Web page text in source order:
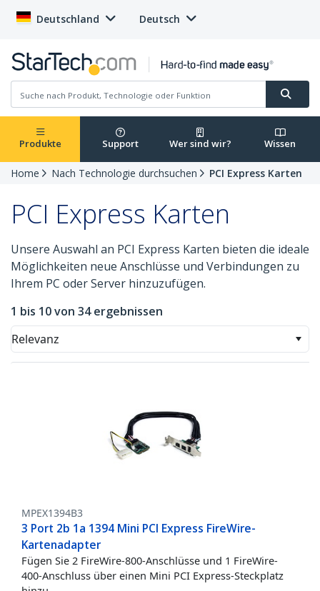
Deutschland Deutsch
Produkte Support Wer sind wir? Wissen
Home Nach Technologie durchsuchen PCI Express Karten
PCI Express Karten
Unsere Auswahl an PCI Express Karten bieten die ideale
Möglichkeiten neue Anschlüsse und Verbindungen zu
Ihrem PC oder Server hinzuzufügen.
1 bis 10 von 34 ergebnissen
Relevanz
MPEX1394B3
3 Port 2b 1a 1394 Mini PCI Express FireWire-
Kartenadapter
Fügen Sie 2 FireWire-800-Anschlüsse und 1 FireWire-
400-Anschluss über einen Mini PCI Express-Steckplatz